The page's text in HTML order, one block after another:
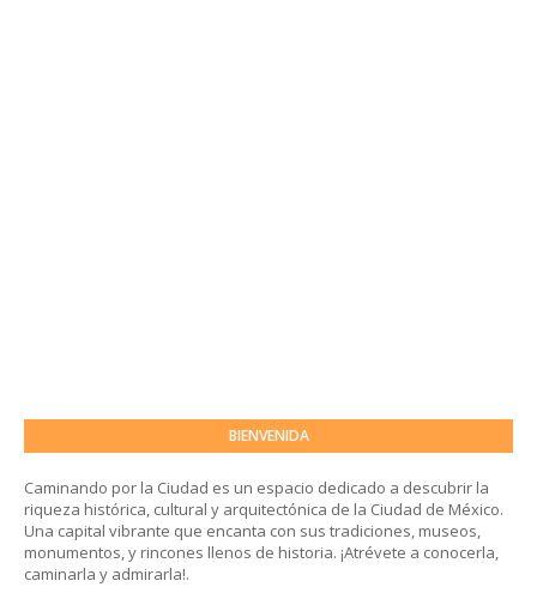
BIENVENIDA
Caminando por la Ciudad es un espacio dedicado a descubrir la
riqueza histórica, cultural y arquitectónica de la Ciudad de México.
Una capital vibrante que encanta con sus tradiciones, museos,
monumentos, y rincones llenos de historia. ¡Atrévete a conocerla,
caminarla y admirarla!.